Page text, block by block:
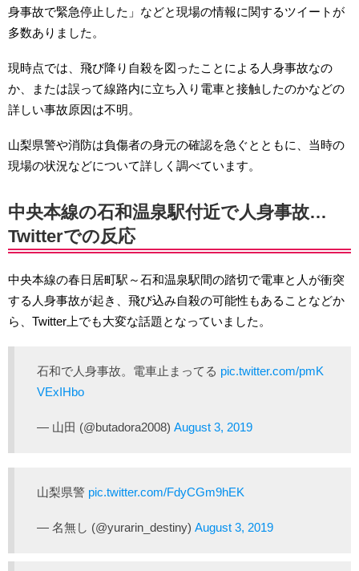
身事故で緊急停止した」などと現場の情報に関するツイートが
多数ありました。
現時点では、飛び降り自殺を図ったことによる人身事故なの
か、または誤って線路内に立ち入り電車と接触したのかなどの
詳しい事故原因は不明。
山梨県警や消防は負傷者の身元の確認を急ぐとともに、当時の
現場の状況などについて詳しく調べています。
中央本線の石和温泉駅付近で人身事故…
Twitterでの反応
中央本線の春日居町駅～石和温泉駅間の踏切で電車と人が衝突
する人身事故が起き、飛び込み自殺の可能性もあることなどか
ら、Twitter上でも大変な話題となっていました。
石和で人身事故。電車止まってる pic.twitter.com/pmK
VExIHbo
— 山田 (@butadora2008) August 3, 2019
山梨県警 pic.twitter.com/FdyCGm9hEK
— 名無し (@yurarin_destiny) August 3, 2019